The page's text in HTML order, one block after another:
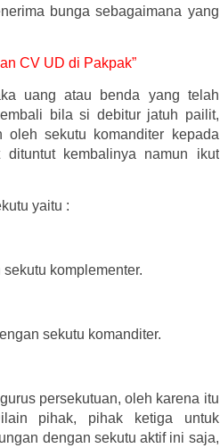
bunga sebagaimana yang
CV UD di Pakpak”
uang atau benda yang telah
bila si debitur jatuh pailit,
sekutu komanditer kepada
kembalinya namun ikut
yaitu :
komplementer.
sekutu komanditer.
persekutuan, oleh karena itu
pihak, pihak ketiga untuk
dengan sekutu aktif ini saja,